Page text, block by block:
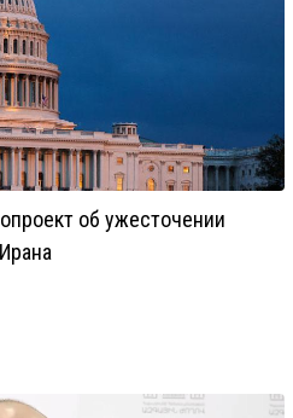
об ужесточении